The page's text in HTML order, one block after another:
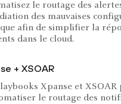
le routage des
des mauvaises
afin de simplifier la
dans le cloud.
+ XSOAR
Xpanse et
le routage des